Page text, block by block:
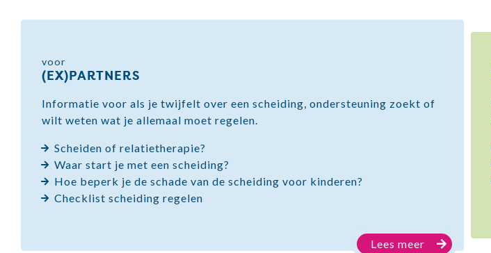
voor
(EX)PARTNERS
Informatie voor als je twijfelt over een scheiding, ondersteuning zoekt of
wilt weten wat je allemaal moet regelen.
Scheiden of relatietherapie?
Waar start je met een scheiding?
Hoe beperk je de schade van de scheiding voor kinderen?
Checklist scheiding regelen
Lees meer